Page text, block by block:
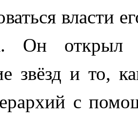
власти
Он открыл
звёзд и то,
с